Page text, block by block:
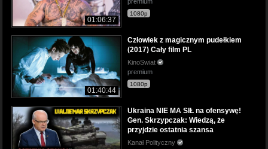
01:06:37
1080p
01:40:44
Człowiek z magicznym pudełkiem
(2017) Cały film PL
KinoSwiat
premium
1080p
Ukraina NIE MA SIŁ na ofensywę!
Gen. Skrzypczak: Wiedzą, że
przyjdzie ostatnia szansa
Kanał Polityczny